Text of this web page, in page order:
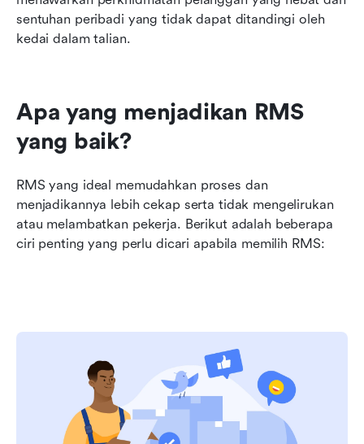
sentuhan peribadi yang tidak dapat ditandingi oleh
kedai dalam talian.
Apa yang menjadikan RMS
yang baik?
RMS yang ideal memudahkan proses dan
menjadikannya lebih cekap serta tidak mengelirukan
atau melambatkan pekerja. Berikut adalah beberapa
ciri penting yang perlu dicari apabila memilih RMS: